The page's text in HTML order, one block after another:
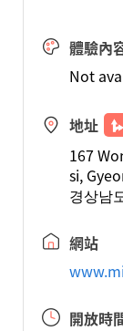
體驗內
Not
地址
167
si,
경상남
網站
開放時